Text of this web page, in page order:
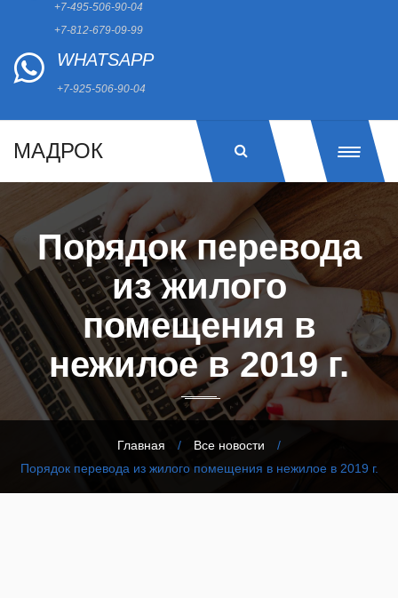
+7-495-506-90-04
+7-812-679-09-99
WHATSAPP
+7-925-506-90-04
МАДРОК
Порядок перевода
из жилого
помещения в
нежилое в 2019 г.
Главная / Все новости
/
Порядок перевода из жилого помещения в нежилое в 2019 г.